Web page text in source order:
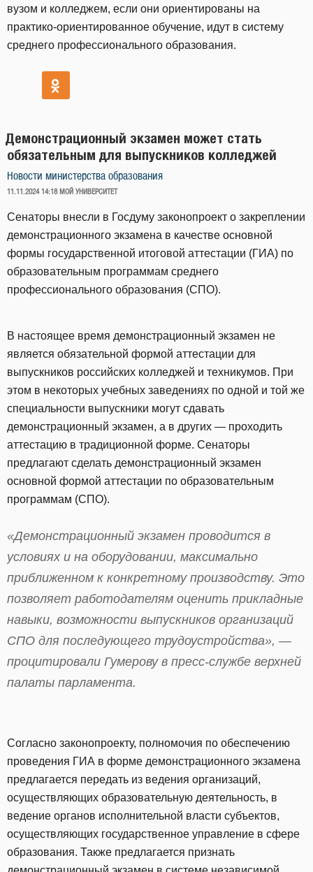
вузом и колледжем, если они ориентированы на
практико-ориентированное обучение, идут в систему
среднего профессионального образования.
Демонстрационный экзамен может стать
обязательным для выпускников колледжей
Новости министерства образования
ОПУБЛИКОВАНО
11.11.2024 14:18 МОЙ УНИВЕРСИТЕТ
Сенаторы внесли в Госдуму законопроект о закреплении
демонстрационного экзамена в качестве основной
формы государственной итоговой аттестации (ГИА) по
образовательным программам среднего
профессионального образования (СПО).
В настоящее время демонстрационный экзамен не
является обязательной формой аттестации для
выпускников российских колледжей и техникумов. При
этом в некоторых учебных заведениях по одной и той же
специальности выпускники могут сдавать
демонстрационный экзамен, а в других — проходить
аттестацию в традиционной форме. Сенаторы
предлагают сделать демонстрационный экзамен
основной формой аттестации по образовательным
программам (СПО).
«Демонстрационный экзамен проводится в
условиях и на оборудовании, максимально
приближенном к конкретному производству. Это
позволяет работодателям оценить прикладные
навыки, возможности выпускников организаций
СПО для последующего трудоустройства», —
процитировали Гумерову в пресс-службе верхней
палаты парламента.
Согласно законопроекту, полномочия по обеспечению
проведения ГИА в форме демонстрационного экзамена
предлагается передать из ведения организаций,
осуществляющих образовательную деятельность, в
ведение органов исполнительной власти субъектов,
осуществляющих государственное управление в сфере
образования. Также предлагается признать